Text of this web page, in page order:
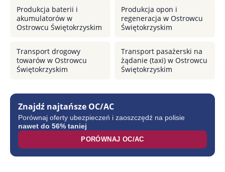
Produkcja baterii i
akumulatorów w
Ostrowcu Świętokrzyskim
Produkcja opon i
regeneracja w Ostrowcu
Świętokrzyskim
Transport drogowy
towarów w Ostrowcu
Świętokrzyskim
Transport pasażerski na
żądanie (taxi) w Ostrowcu
Świętokrzyskim
Znajdź najtańsze OC/AC
Porównaj oferty ubezpieczeń i zaoszczędź na polisie
nawet do 56% taniej
PORÓWNAJ OC/AC